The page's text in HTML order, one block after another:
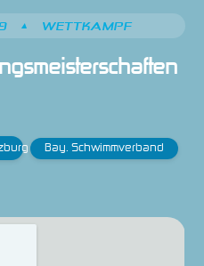
• WETTKAMPF
Bay. Schwimmverband